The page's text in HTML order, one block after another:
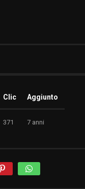
Clic Aggiunto
371 7 anni